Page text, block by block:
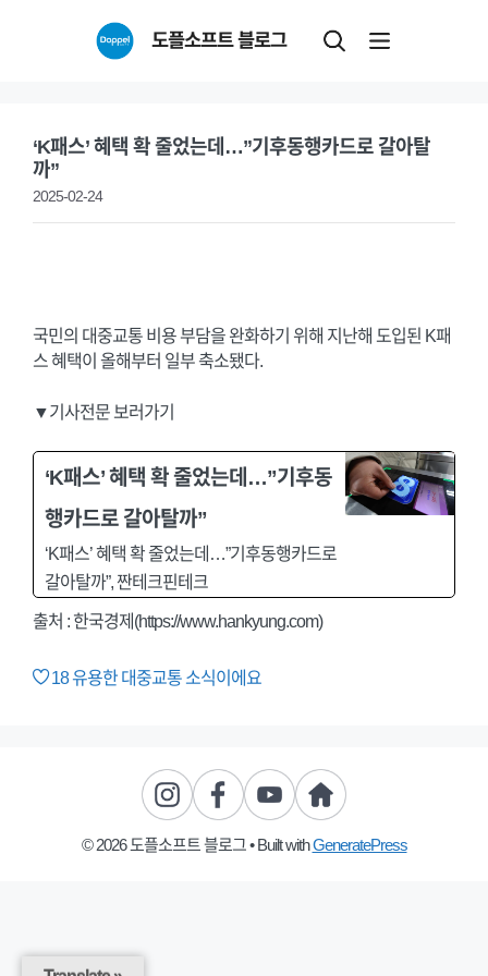
도플소프트 블로그
‘K패스’ 혜택 확 줄었는데…”기후동행카드로 갈아탈
까”
2025-02-24
국민의 대중교통 비용 부담을 완화하기 위해 지난해 도입된 K패
스 혜택이 올해부터 일부 축소됐다.
▼기사전문 보러가기
‘K패스’ 혜택 확 줄었는데…”기후동
행카드로 갈아탈까”
‘K패스’ 혜택 확 줄었는데…”기후동행카드로
갈아탈까”, 짠테크핀테크
출처 : 한국경제(https://www.hankyung.com)
18유용한 대중교통 소식이에요
© 2026 도플소프트 블로그• Built withGeneratePress